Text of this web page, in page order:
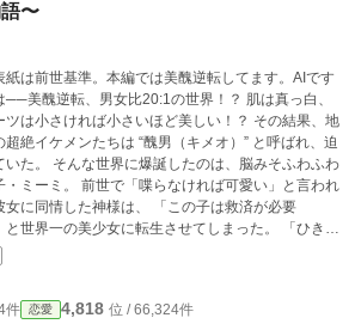
〜
は前世基準。本編では美醜逆転してます。AIです
──美醜逆転、男女比20:1の世界！？ 肌は真っ白、
ツは小さければ小さいほど美しい！？ その結果、地
超絶イケメンたちは “醜男（キメオ）” と呼ばれ、迫
たのは、脳みそふわふわ
・ミーミ。 前世で「喋らなければ可愛い」と言われ
女に同情した神様は、 「この子は救済が必要
世界一の美少女に転生させてしまった。 「ひきわ
ん！これが美しいの？？」 己の欲望のために押
きーー♡結婚してください！私が
♡♡♡」 でも、気づけば彼らが全方向から
件 恋愛 4,818 位 / 66,324件